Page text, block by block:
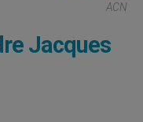
ACN
Jacques